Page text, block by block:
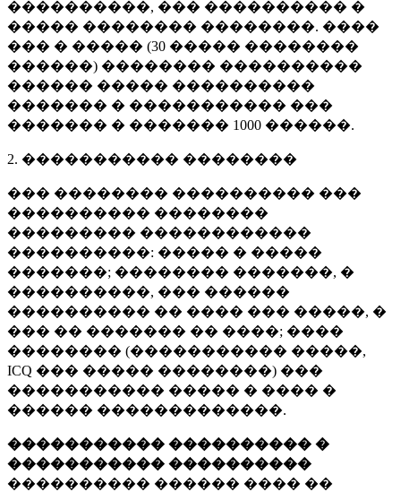
����������, ��� ���������� �
����� �������� ��������. ����
��� � ����� (30 ����� ��������
������) �������� ����������
������ ����� ����������
������� � ����������� ���
������� � ������� 1000 ������.
2. ����������� ��������
��� �������� ���������� ���
���������� ��������
��������� ������������
����������: ����� � �����
�������; �������� �������, �
����������, ��� ������
���������� �� ���� ��� �����, �
��� �� ������� �� ����; ����
�������� (����������� �����,
ICQ ��� ����� ��������) ���
����������� ����� � ���� �
������ �������������.
����������� ���������� �
����������� ����������
���������� ������ ���� ��